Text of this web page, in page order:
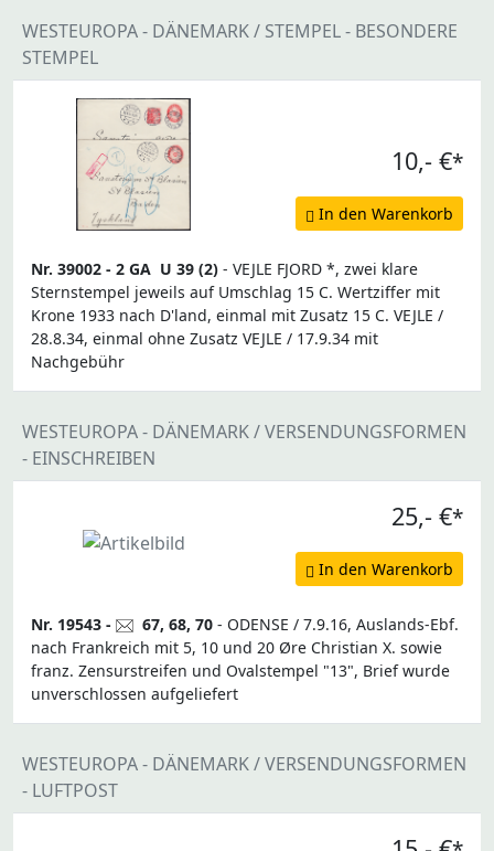
WESTEUROPA - DÄNEMARK / STEMPEL - BESONDERE
STEMPEL
10,- €*
In den Warenkorb
Nr. 39002 - 2 GA U 39 (2) - VEJLE FJORD *, zwei klare
Sternstempel jeweils auf Umschlag 15 C. Wertziffer mit
Krone 1933 nach D'land, einmal mit Zusatz 15 C. VEJLE /
28.8.34, einmal ohne Zusatz VEJLE / 17.9.34 mit
Nachgebühr
WESTEUROPA - DÄNEMARK / VERSENDUNGSFORMEN
- EINSCHREIBEN
25,- €*
In den Warenkorb
Nr. 19543 - 67, 68, 70 - ODENSE / 7.9.16, Auslands-Ebf.
nach Frankreich mit 5, 10 und 20 Øre Christian X. sowie
franz. Zensurstreifen und Ovalstempel "13", Brief wurde
unverschlossen aufgeliefert
WESTEUROPA - DÄNEMARK / VERSENDUNGSFORMEN
- LUFTPOST